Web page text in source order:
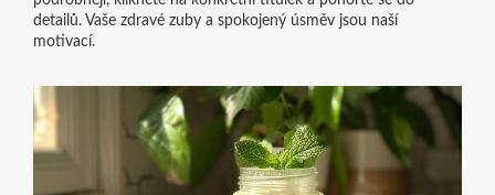
detailů. Vaše zdravé zuby a spokojený úsměv jsou naší
motivací.